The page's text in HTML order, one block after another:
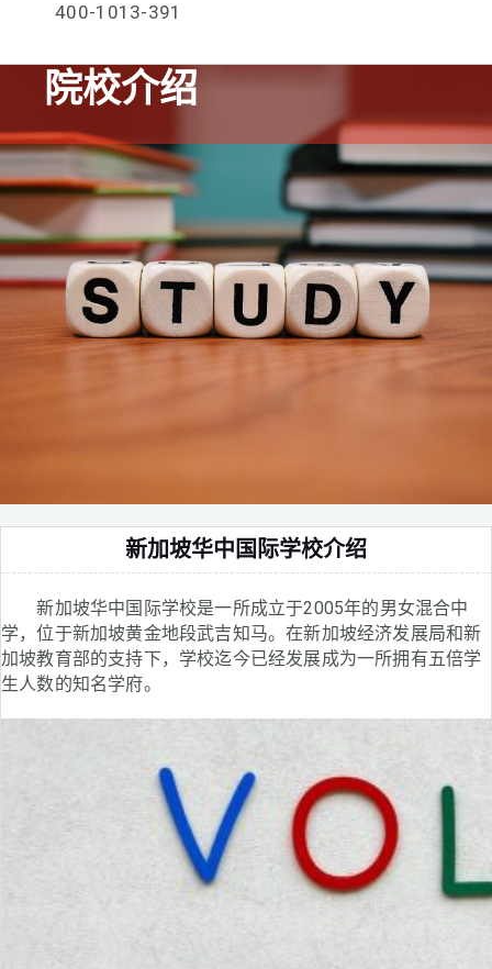
400-1013-391
院校介绍
新加坡华中国际学校介绍
新加坡华中国际学校是一所成立于2005年的男女混合中
学，位于新加坡黄金地段武吉知马。在新加坡经济发展局和新
加坡教育部的支持下，学校迄今已经发展成为一所拥有五倍学
生人数的知名学府。